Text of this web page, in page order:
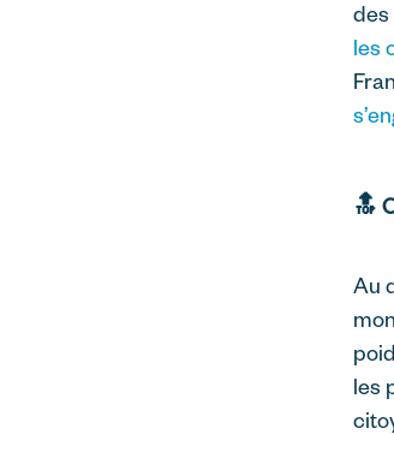
des
les
🔝
Au
les